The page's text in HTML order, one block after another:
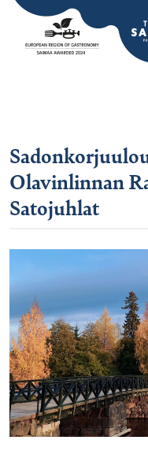
Olavinlinnan
Satojuhlat